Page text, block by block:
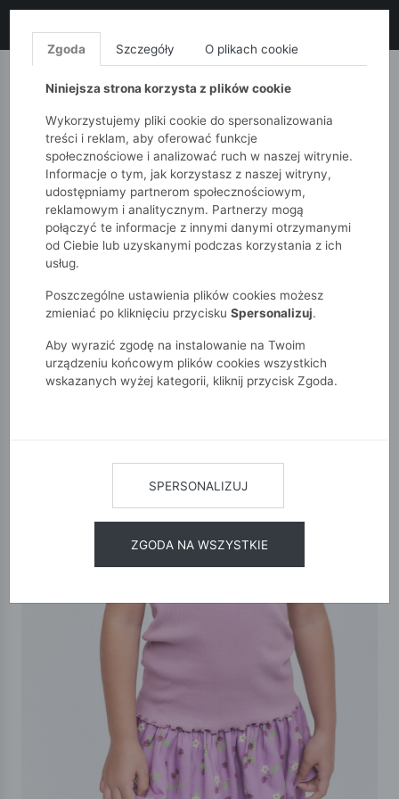
MONNARI QUIOSQUE
51015kids
Dziewczynki 2-7 lat
T-shirt dziewczęcy - fioletowy w prążki - 5.10.15.
Zgoda Szczegóły O plikach cookie
Niniejsza strona korzysta z plików cookie
Wykorzystujemy pliki cookie do spersonalizowania
treści i reklam, aby oferować funkcje
społecznościowe i analizować ruch w naszej witrynie.
Informacje o tym, jak korzystasz z naszej witryny,
udostępniamy partnerom społecznościowym,
reklamowym i analitycznym. Partnerzy mogą
połączyć te informacje z innymi danymi otrzymanymi
od Ciebie lub uzyskanymi podczas korzystania z ich
usług.
Poszczególne ustawienia plików cookies możesz
zmieniać po kliknięciu przycisku Spersonalizuj.
Aby wyrazić zgodę na instalowanie na Twoim
urządzeniu końcowym plików cookies wszystkich
wskazanych wyżej kategorii, kliknij przycisk Zgoda.
SPERSONALIZUJ
ZGODA NA WSZYSTKIE